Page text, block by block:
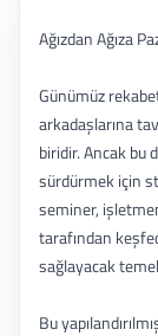
Ağızdan Ağıza
Günümüz
arkadaşlarına
biridir. Ancak bu
sürdürmek için
seminer,
tarafından
sağlayacak
Bu